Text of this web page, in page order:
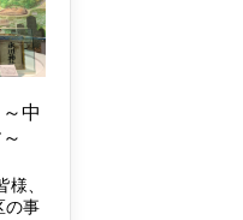
中
、
の事